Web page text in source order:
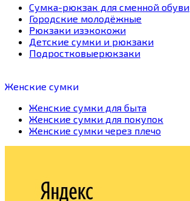
Сумка-рюкзак для сменной обуви
Городские молодёжные
Рюкзаки изэкокожи
Детские сумки и рюкзаки
Подростковыерюкзаки
Женские сумки
Женские сумки для быта
Женские сумки для покупок
Женские сумки через плечо